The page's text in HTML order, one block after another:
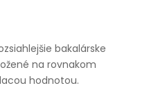
bakalárske
na rovnakom
hodnotou.